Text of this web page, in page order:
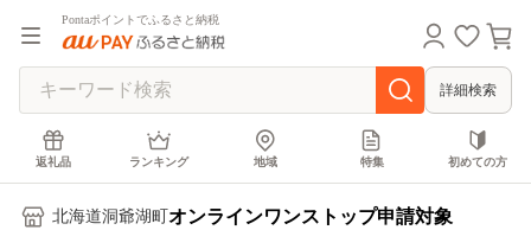
Pontaポイントでふるさと納税
詳細検索
返礼品 ランキング 地域 特集 初めての方
北海道洞爺湖町 オンラインワンストップ申請対象